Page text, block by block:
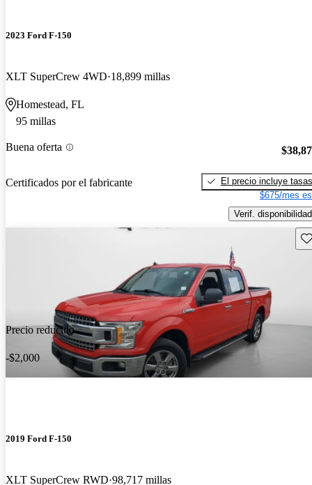
2023 Ford F-150
XLT SuperCrew 4WD 18,899 millas
Homestead, FL
95 millas
Buena oferta
Certificados por el fabricante
El precio incluye tasas
$675/mes
Verif. disponibilidad
Precio reducido
-$2,000
2019 Ford F-150
XLT SuperCrew RWD 98,717 millas